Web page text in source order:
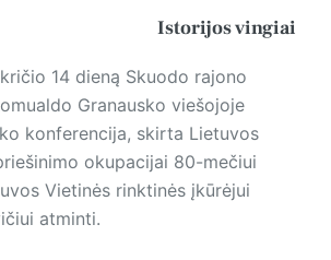
Istorijos vingiai
14 dieną Skuodo rajono
Granausko viešojoje
konferencija, skirta Lietuvos
okupacijai 80-mečiui
Vietinės rinktinės įkūrėjui
atminti.